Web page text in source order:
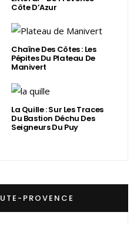
Côte D’Azur
Chaîne Des Côtes : Les
Pépites Du Plateau De
Manivert
La Quille : Sur Les Traces
Du Bastion Déchu Des
Seigneurs Du Puy
PROVENCE